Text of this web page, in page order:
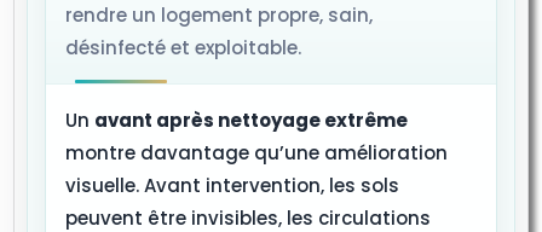
rendre un logement propre, sain,
désinfecté et exploitable.
Un avant après nettoyage extrême
montre davantage qu’une amélioration
visuelle. Avant intervention, les sols
peuvent être invisibles, les circulations